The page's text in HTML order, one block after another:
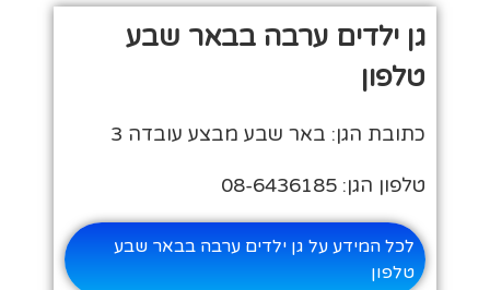
גן ילדים ערבה בבאר שבע
טלפון
כתובת הגן: באר שבע מבצע עובדה 3
טלפון הגן: 08-6436185
לכל המידע על גן ילדים ערבה בבאר שבע
טלפון